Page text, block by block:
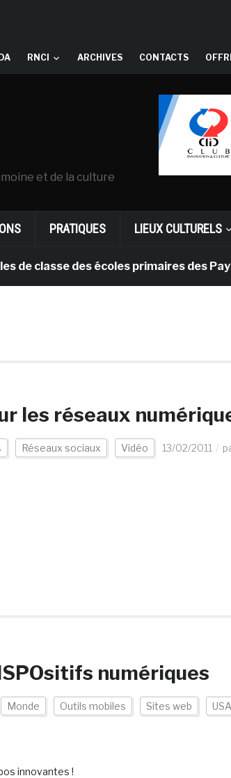
RNCI ARCHIVES CONTACTS
et de la culture
PRATIQUES LIEUX CULTURELS
des écoles primaires des Pays-bas
les réseaux
Réseaux sociaux Vidéo 13/02/2011
numériques
Monde Outils mobiles Sites web USA
innovantes !